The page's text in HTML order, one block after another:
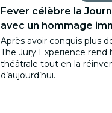
Fever célèbre la
avec un hommage
Après avoir conquis plus
The Jury Experience
théâtrale tout en la
d’aujourd’hui.